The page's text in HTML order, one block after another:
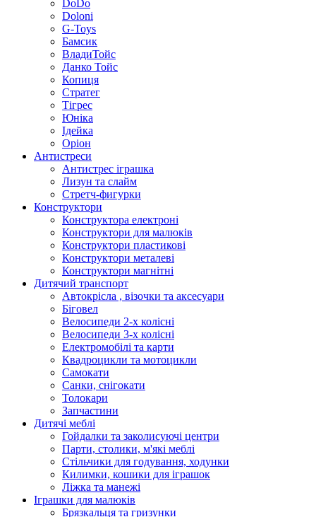
DoDo
Doloni
G-Toys
Бамсик
ВладиТойс
Данко Тойс
Копиця
Стратег
Тігрес
Юніка
Ідейка
Оріон
Антистреси
Антистрес іграшка
Лизун та слайм
Стретч-фигурки
Конструктори
Конструктора електроні
Конструктори для малюків
Конструктори пластикові
Конструктори металеві
Конструктори магнітні
Дитячий транспорт
Автокрісла , візочки та аксесуари
Біговел
Велосипеди 2-х колісні
Велосипеди 3-х колісні
Електромобілі та карти
Квадроцикли та мотоцикли
Самокати
Санки, снігокати
Толокари
Запчастини
Дитячі меблі
Гойдалки та заколисуючі центри
Парти, столики, м'які меблі
Стільчики для годування, ходунки
Килимки, кошики для іграшок
Ліжка та манежі
Іграшки для малюків
Брязкальця та гризунки